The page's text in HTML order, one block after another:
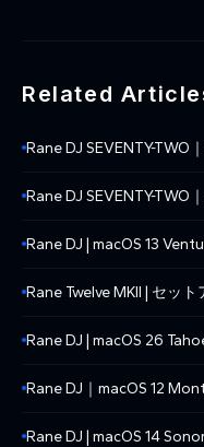
Related
Rane DJ SEVENTY-TWO
Rane DJ SEVENTY-TWO
Rane DJ | macOS 13
Rane Twelve MKII | セッ
Rane DJ | macOS 26
Rane DJ｜macOS 12
Rane DJ | macOS 14